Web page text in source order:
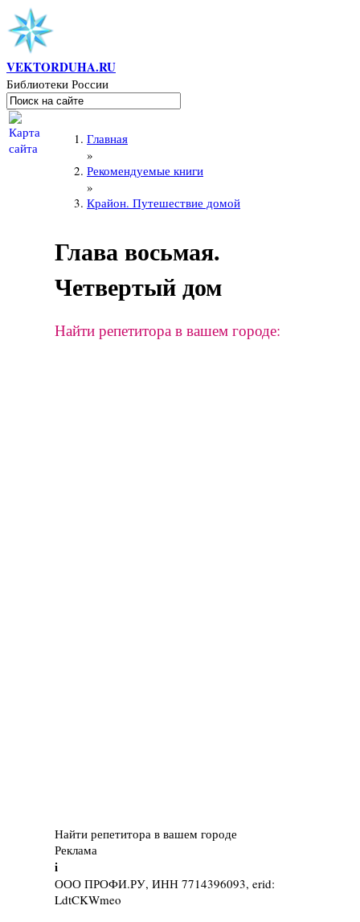
Перейти к основному содержанию
VEKTORDUHA.RU
Библиотеки России
Форма поиска
Поиск
Вы здесьГлавная
»
Рекомендуемые книги
»
Крайон. Путешествие домой
Глава восьмая.
Четвертый дом
Найти репетитора в вашем городе:
Найти репетитора в вашем городе
Реклама
i
ООО ПРОФИ.РУ, ИНН 7714396093, erid:
LdtCKWmeo